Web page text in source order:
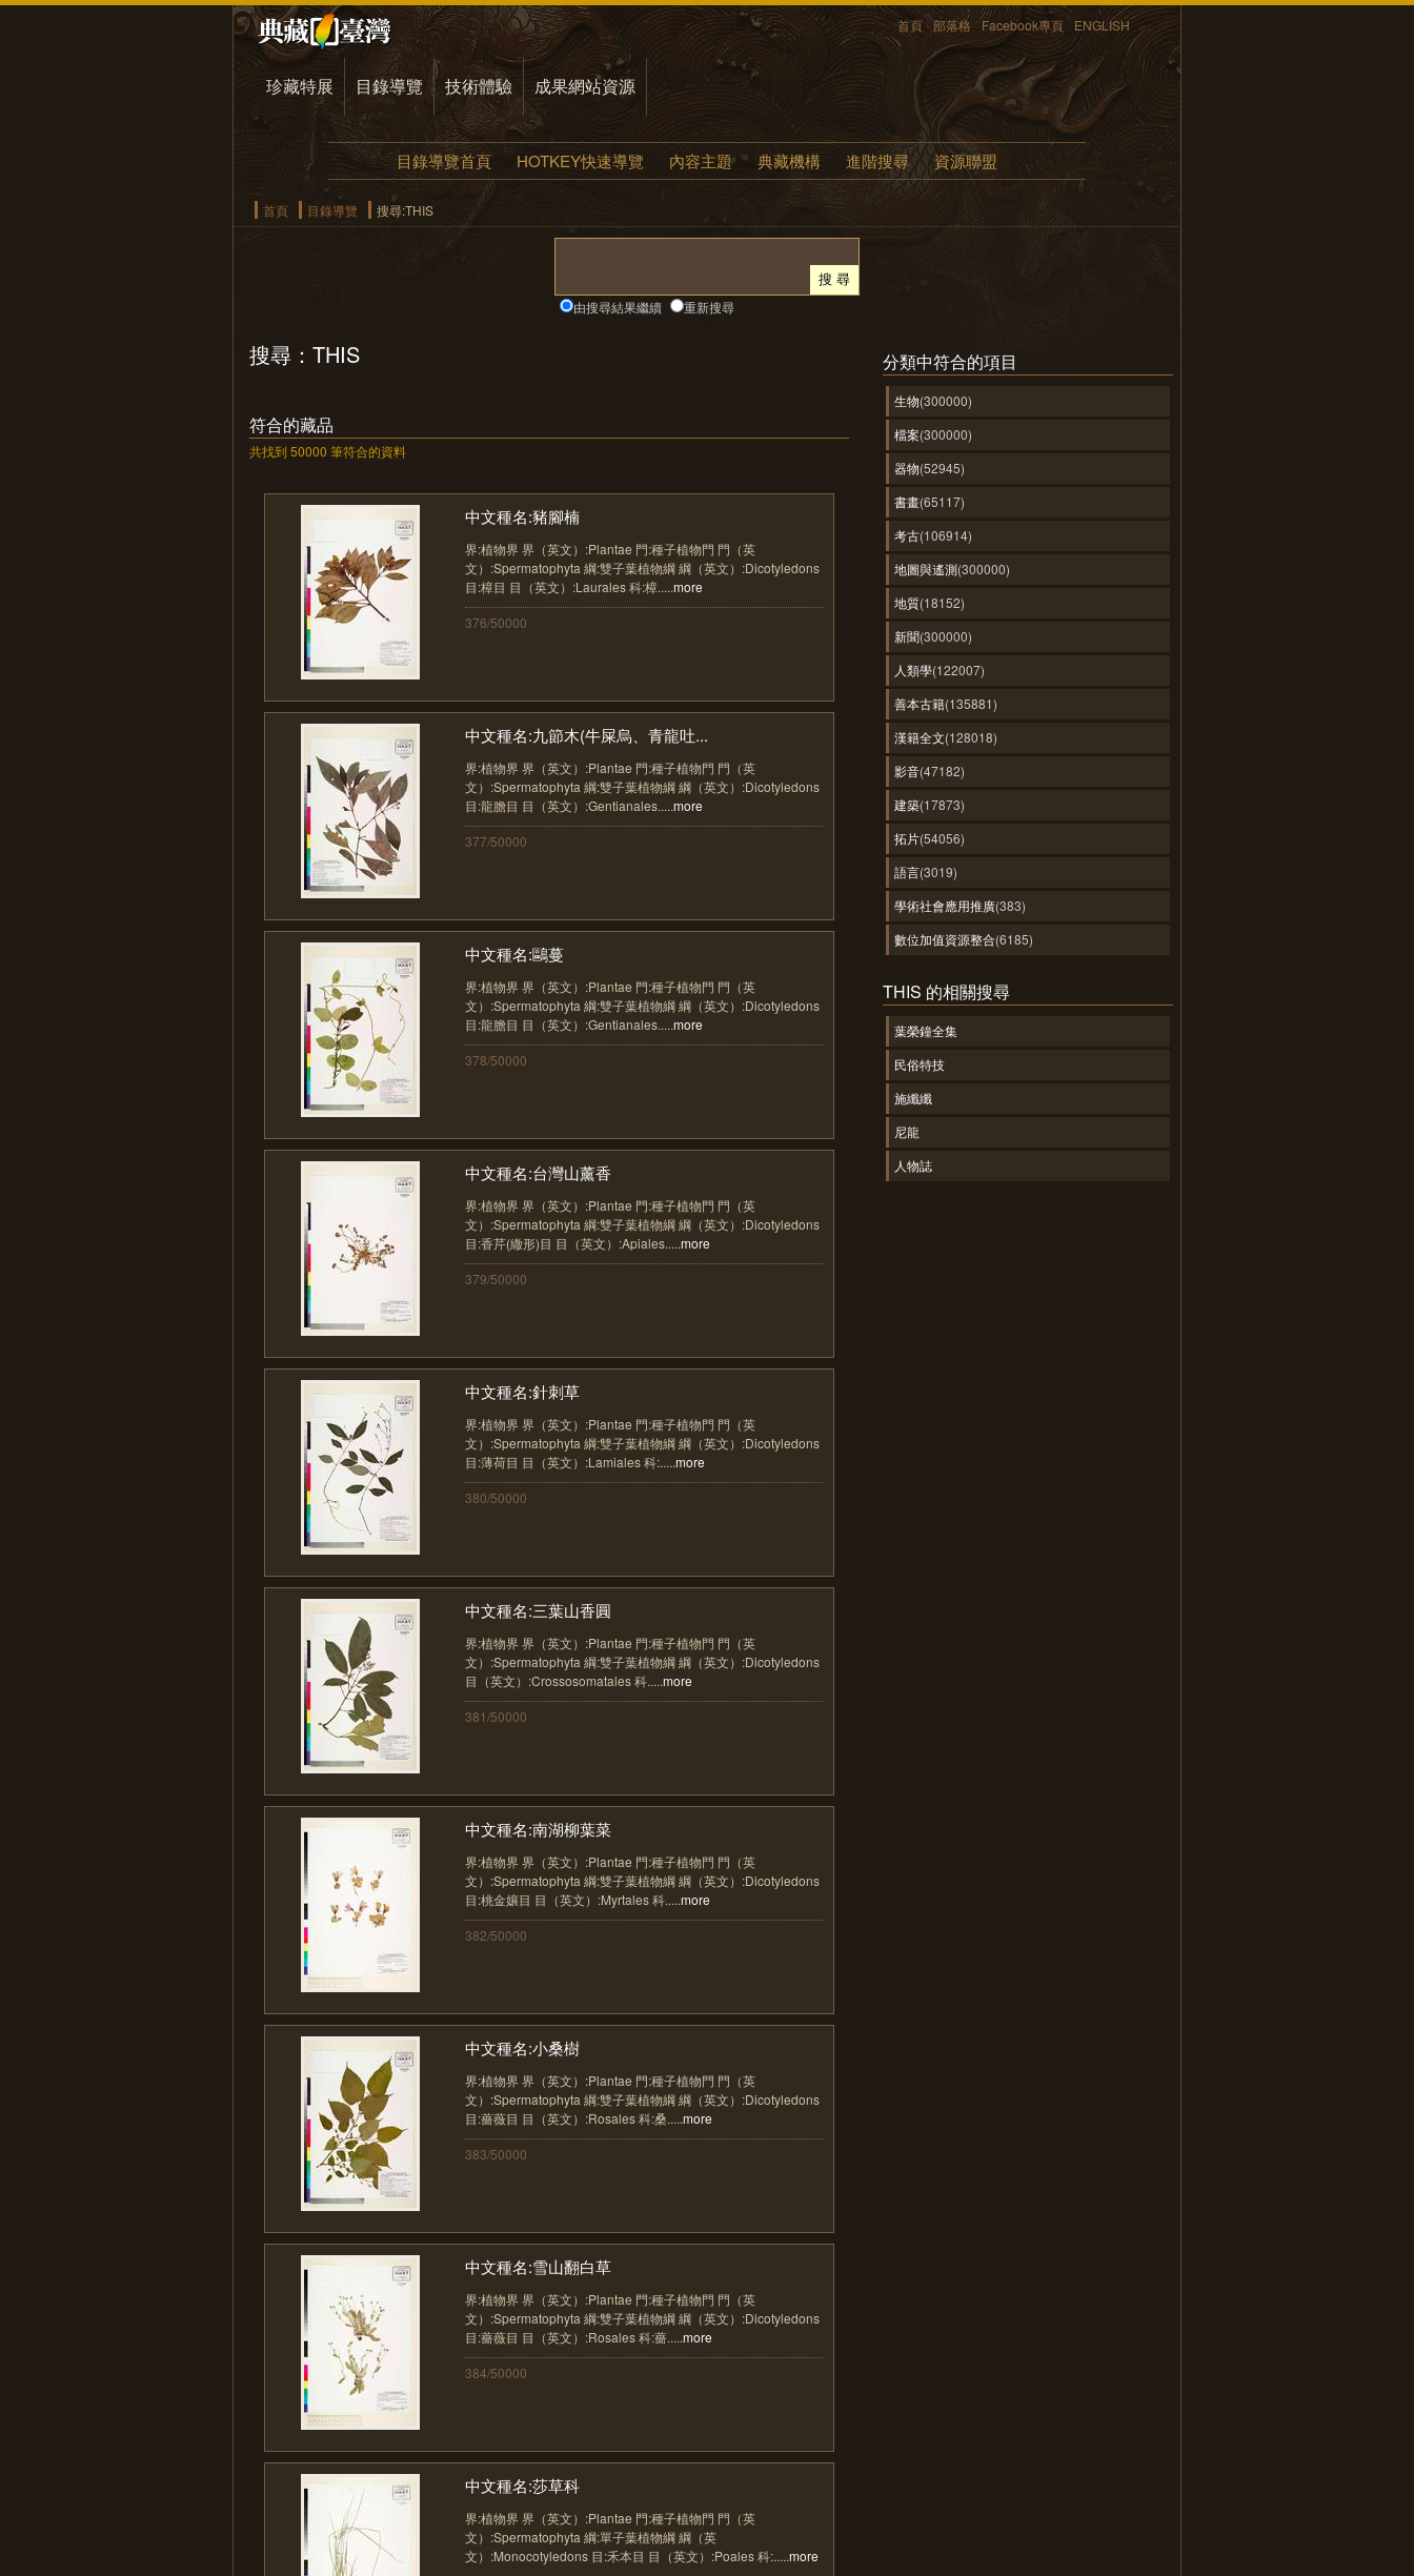
首頁 部落格 Facebook專頁 ENGLISH
珍藏特展 目錄導覽 技術體驗 成果網站資源
目錄導覽首頁 HOTKEY快速導覽 內容主題 典藏機構 進階搜尋 資源聯盟
首頁 目錄導覽 搜尋:THIS
由搜尋結果繼續 重新搜尋
搜尋：THIS
符合的藏品
共找到 50000 筆符合的資料
中文種名:豬腳楠
界:植物界 界（英文）:Plantae 門:種子植物門 門（英
文）:Spermatophyta 綱:雙子葉植物綱 綱（英文）:Dicotyledons
目:樟目 目（英文）:Laurales 科:樟.....more
376/50000
中文種名:九節木(牛屎烏、青龍吐...
界:植物界 界（英文）:Plantae 門:種子植物門 門（英
文）:Spermatophyta 綱:雙子葉植物綱 綱（英文）:Dicotyledons
目:龍膽目 目（英文）:Gentianales.....more
377/50000
中文種名:鷗蔓
界:植物界 界（英文）:Plantae 門:種子植物門 門（英
文）:Spermatophyta 綱:雙子葉植物綱 綱（英文）:Dicotyledons
目:龍膽目 目（英文）:Gentianales.....more
378/50000
中文種名:台灣山薰香
界:植物界 界（英文）:Plantae 門:種子植物門 門（英
文）:Spermatophyta 綱:雙子葉植物綱 綱（英文）:Dicotyledons
目:香芹(繖形)目 目（英文）:Apiales.....more
379/50000
中文種名:針刺草
界:植物界 界（英文）:Plantae 門:種子植物門 門（英
文）:Spermatophyta 綱:雙子葉植物綱 綱（英文）:Dicotyledons
目:薄荷目 目（英文）:Lamiales 科:.....more
380/50000
中文種名:三葉山香圓
界:植物界 界（英文）:Plantae 門:種子植物門 門（英
文）:Spermatophyta 綱:雙子葉植物綱 綱（英文）:Dicotyledons
目（英文）:Crossosomatales 科.....more
381/50000
中文種名:南湖柳葉菜
界:植物界 界（英文）:Plantae 門:種子植物門 門（英
文）:Spermatophyta 綱:雙子葉植物綱 綱（英文）:Dicotyledons
目:桃金孃目 目（英文）:Myrtales 科.....more
382/50000
中文種名:小桑樹
界:植物界 界（英文）:Plantae 門:種子植物門 門（英
文）:Spermatophyta 綱:雙子葉植物綱 綱（英文）:Dicotyledons
目:薔薇目 目（英文）:Rosales 科:桑.....more
383/50000
中文種名:雪山翻白草
界:植物界 界（英文）:Plantae 門:種子植物門 門（英
文）:Spermatophyta 綱:雙子葉植物綱 綱（英文）:Dicotyledons
目:薔薇目 目（英文）:Rosales 科:薔.....more
384/50000
中文種名:莎草科
界:植物界 界（英文）:Plantae 門:種子植物門 門（英
文）:Spermatophyta 綱:單子葉植物綱 綱（英
文）:Monocotyledons 目:禾本目 目（英文）:Poales 科:.....more
分類中符合的項目
生物(300000)
檔案(300000)
器物(52945)
書畫(65117)
考古(106914)
地圖與遙測(300000)
地質(18152)
新聞(300000)
人類學(122007)
善本古籍(135881)
漢籍全文(128018)
影音(47182)
建築(17873)
拓片(54056)
語言(3019)
學術社會應用推廣(383)
數位加值資源整合(6185)
THIS 的相關搜尋
葉榮鐘全集
民俗特技
施纖纖
尼龍
人物誌